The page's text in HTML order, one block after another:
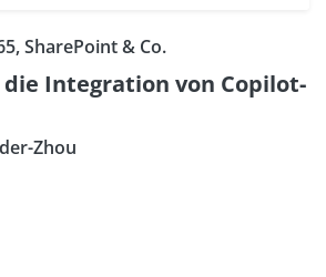
SharePoint & Co.
Integration von Copilot-
Zhou